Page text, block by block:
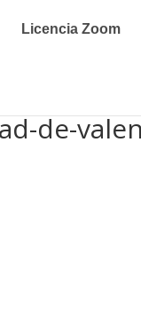
Licencia Zoom
de-